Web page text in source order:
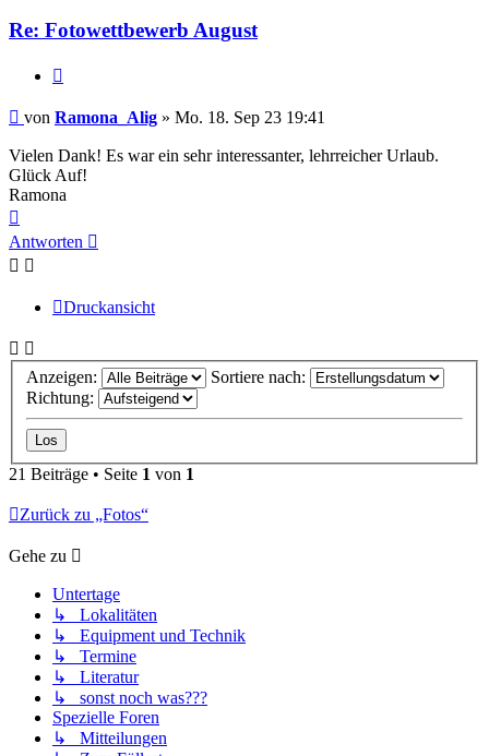
Re: Fotowettbewerb August
Beitrag
von Ramona_Alig » Mo. 18. Sep 23 19:41
Vielen Dank! Es war ein sehr interessanter, lehrreicher Urlaub.
Glück Auf!
Ramona
oben
Antworten
Druckansicht
Anzeigen:
Sortiere nach:
Richtung:
21 Beiträge • Seite 1 von 1
Zurück zu „Fotos“
Gehe zu
Untertage
↳ Lokalitäten
↳ Equipment und Technik
↳ Termine
↳ Literatur
↳ sonst noch was???
Spezielle Foren
↳ Mitteilungen